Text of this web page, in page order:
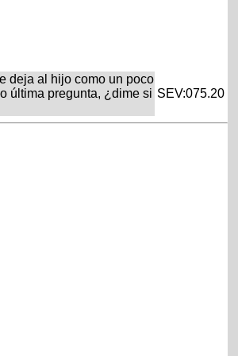
deja al hijo como un poco
última pregunta, ¿dime si SEV:075.20